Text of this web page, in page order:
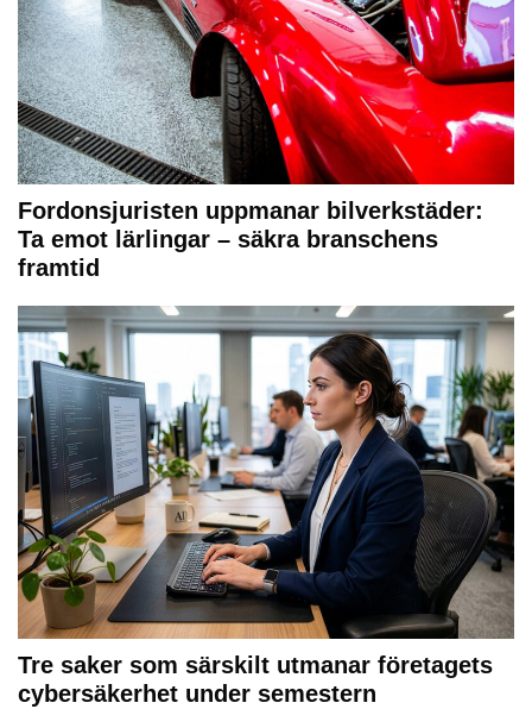
Fordonsjuristen uppmanar bilverkstäder:
Ta emot lärlingar – säkra branschens
framtid
Tre saker som särskilt utmanar företagets
cybersäkerhet under semestern